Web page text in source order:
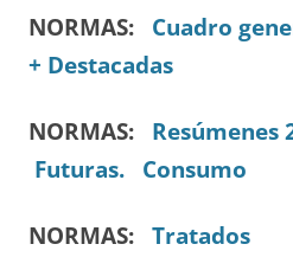
NORMAS: Cuadro
+ Destacadas
NORMAS: Resúmenes
Futuras.
Consumo
NORMAS: Tratados